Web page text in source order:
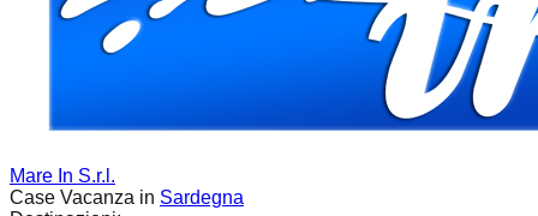
Mare In S.r.l.
Case Vacanza in Sardegna